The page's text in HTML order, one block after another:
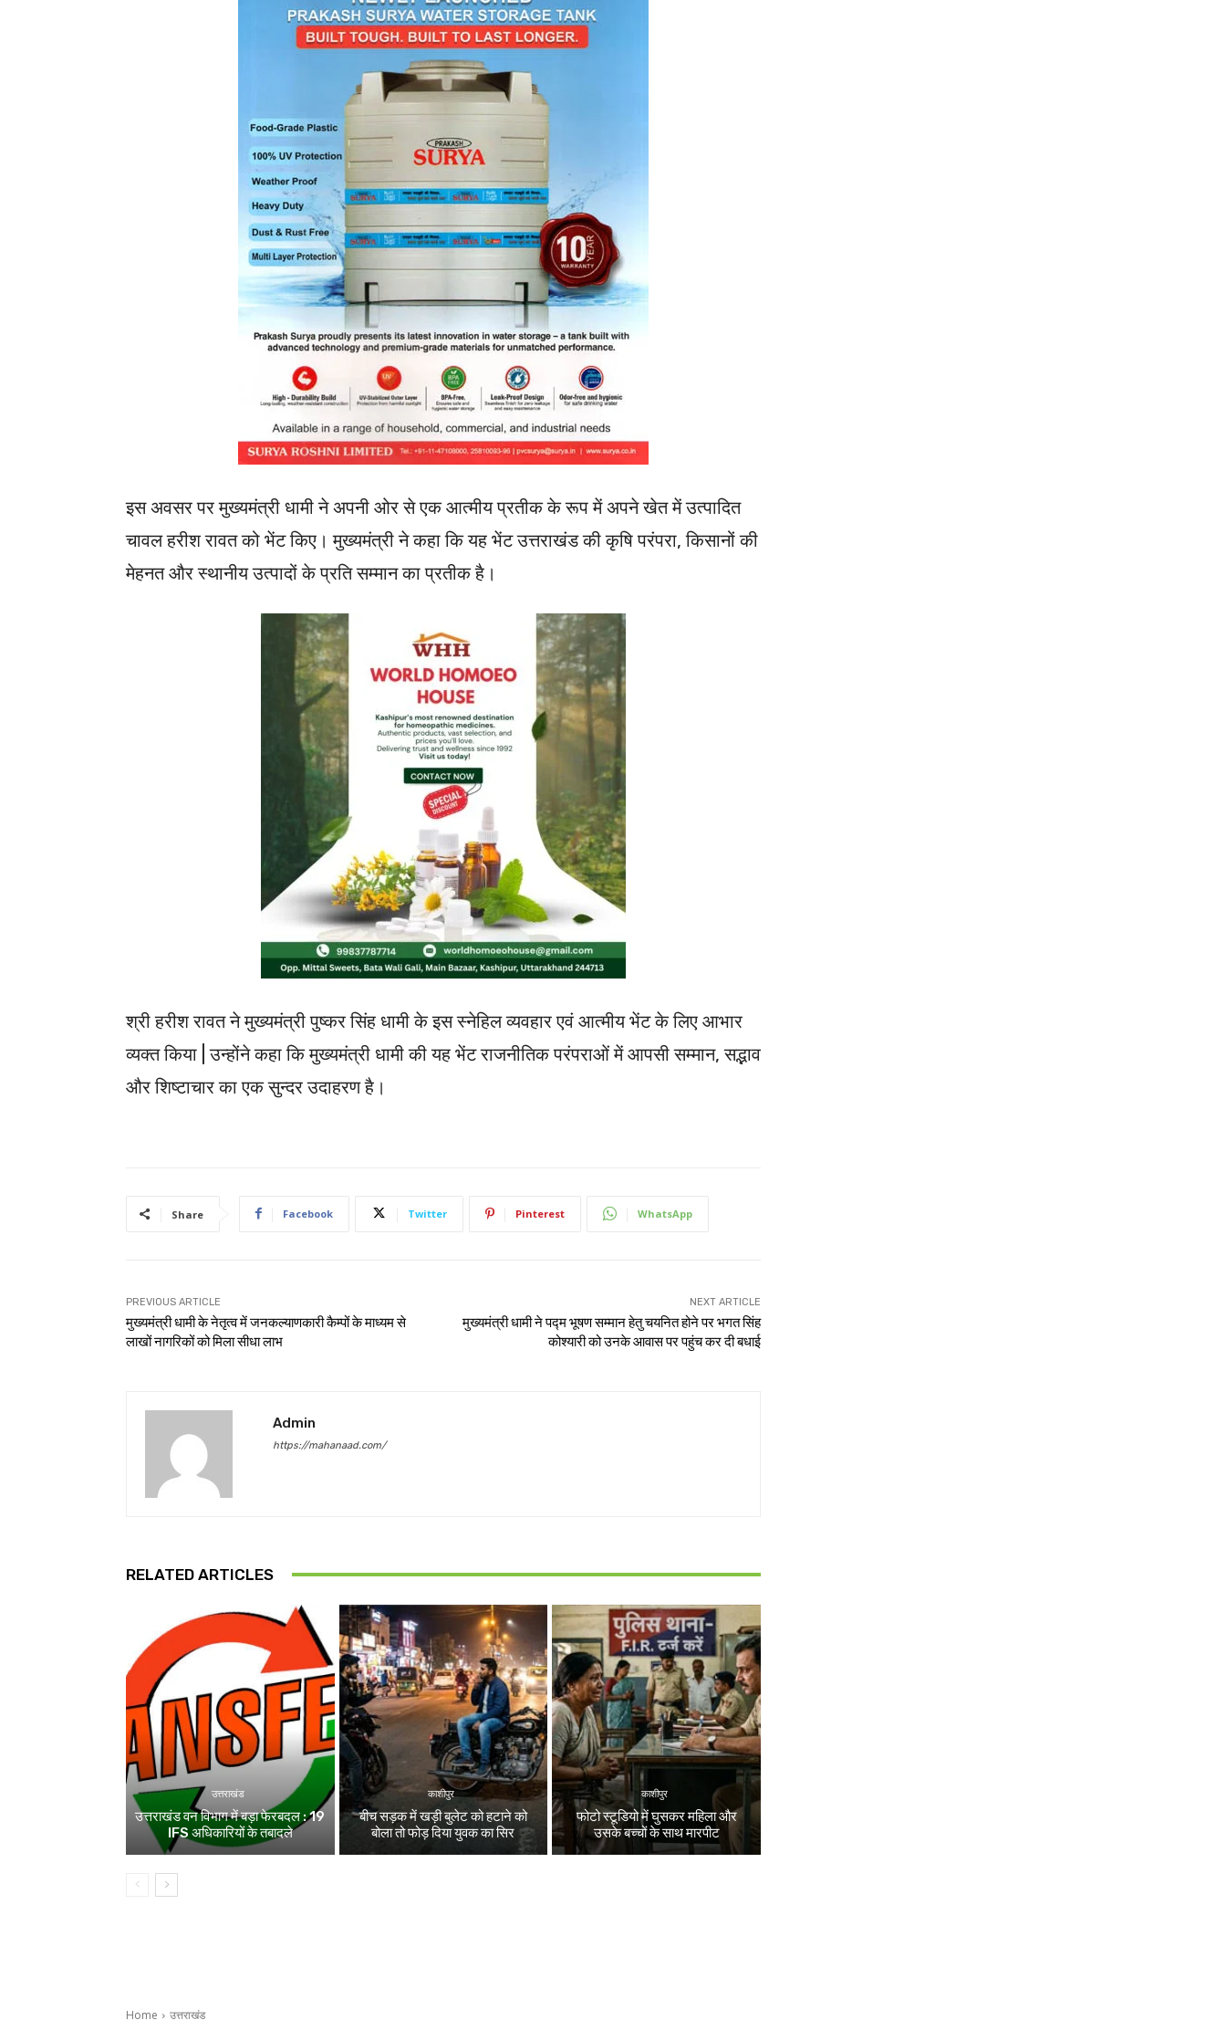
इस अवसर पर मुख्यमंत्री धामी ने अपनी ओर से एक आत्मीय प्रतीक के रूप में अपने खेत में उत्पादित
चावल हरीश रावत को भेंट किए। मुख्यमंत्री ने कहा कि यह भेंट उत्तराखंड की कृषि परंपरा, किसानों की
मेहनत और स्थानीय उत्पादों के प्रति सम्मान का प्रतीक है।
श्री हरीश रावत ने मुख्यमंत्री पुष्कर सिंह धामी के इस स्नेहिल व्यवहार एवं आत्मीय भेंट के लिए आभार
व्यक्त किया | उन्होंने कहा कि मुख्यमंत्री धामी की यह भेंट राजनीतिक परंपराओं में आपसी सम्मान, सद्भाव
और शिष्टाचार का एक सुन्दर उदाहरण है।
Share Facebook Twitter Pinterest WhatsApp
PREVIOUS ARTICLE
मुख्यमंत्री धामी के नेतृत्व में जनकल्याणकारी कैम्पों के माध्यम से
लाखों नागरिकों को मिला सीधा लाभ
NEXT ARTICLE
मुख्यमंत्री धामी ने पद्म भूषण सम्मान हेतु चयनित होने पर भगत सिंह
कोश्यारी को उनके आवास पर पहुंच कर दी बधाई
Admin
https://mahanaad.com/
RELATED ARTICLES
उत्तराखंड
उत्तराखंड वन विभाग में बड़ा फेरबदल : 19
IFS अधिकारियों के तबादले
काशीपुर
बीच सड़क में खड़ी बुलेट को हटाने को
बोला तो फोड़ दिया युवक का सिर
काशीपुर
फोटो स्टूडियो में घुसकर महिला और
उसके बच्चों के साथ मारपीट